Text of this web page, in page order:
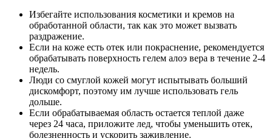
Избегайте использования косметики и кремов на
обработанной области, так как это может вызвать
раздражение.
Если на коже есть отек или покраснение, рекомендуется
обрабатывать поверхность гелем алоэ вера в течение 2-4
недель.
Люди со смуглой кожей могут испытывать больший
дискомфорт, поэтому им лучше использовать гель
дольше.
Если обрабатываемая область остается теплой даже
через 24 часа, приложите лед, чтобы уменьшить отек,
болезненность и ускорить заживление.